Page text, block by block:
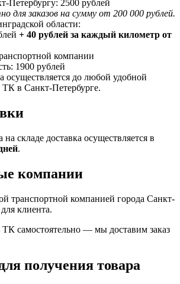
Петербургу: 2500 рублей
для заказов на сумму от 200 000 рублей.
области:
+ 40 рублей за каждый километр от
компании
1900 рублей
осуществляется до любой удобной
ТК в Санкт-Петербурге.
складе доставка осуществляется в
.
компании
транспортной компанией города Санкт-
клиента.
самостоятельно — мы доставим заказ
получения товара